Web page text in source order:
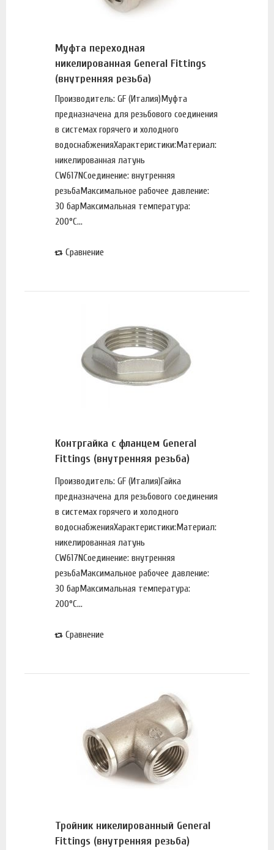
Муфта переходная
никелированная General Fittings
(внутренняя резьба)
Производитель: GF (Италия)Муфта
предназначена для резьбового соединения
в системах горячего и холодного
водоснабженияХарактеристики:Материал:
никелированная латунь
CW617NСоединение: внутренняя
резьбаМаксимальное рабочее давление:
30 барМаксимальная температура:
200°С...
Сравнение
Контргайка с фланцем General
Fittings (внутренняя резьба)
Производитель: GF (Италия)Гайка
предназначена для резьбового соединения
в системах горячего и холодного
водоснабженияХарактеристики:Материал:
никелированная латунь
CW617NСоединение: внутренняя
резьбаМаксимальное рабочее давление:
30 барМаксимальная температура:
200°С...
Сравнение
Тройник никелированный General
Fittings (внутренняя резьба)